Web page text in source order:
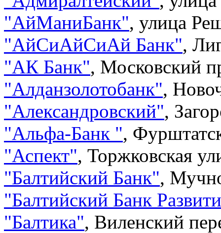
"АйМаниБанк", улица
"АйСиАйСиАй Банк",
"АК Банк", Московский
"Алданзолотобанк",
"Александровский",
"Альфа-Банк ",
"Аспект", Торжковская
"Балтийский Банк",
"Балтийский Банк
"Балтика", Виленский